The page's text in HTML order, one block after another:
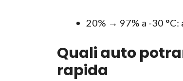
20% → 97% a -30
Quali auto
rapida